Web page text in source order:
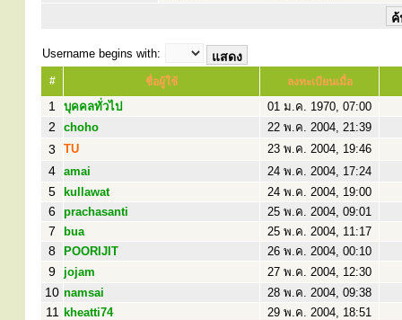
Username begins with:
# ชื่อผู้ใช้ ลงทะเบียนเมื่อ
1 บุคคลทั่วไป 01 ม.ค. 1970, 07:00
2 choho 22 พ.ค. 2004, 21:39
3 TU 23 พ.ค. 2004, 19:46
4 amai 24 พ.ค. 2004, 17:24
5 kullawat 24 พ.ค. 2004, 19:00
6 prachasanti 25 พ.ค. 2004, 09:01
7 bua 25 พ.ค. 2004, 11:17
8 POORIJIT 26 พ.ค. 2004, 00:10
9 jojam 27 พ.ค. 2004, 12:30
10 namsai 28 พ.ค. 2004, 09:38
11 kheatti74 29 พ.ค. 2004, 18:51